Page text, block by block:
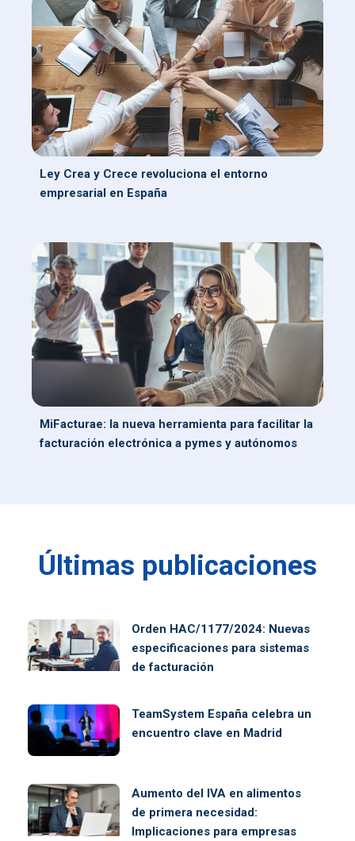
Ley Crea y Crece revoluciona el entorno
empresarial en España
MiFacturae: la nueva herramienta para facilitar la
facturación electrónica a pymes y autónomos
Últimas publicaciones
Orden HAC/1177/2024: Nuevas
especificaciones para sistemas
de facturación
TeamSystem España celebra un
encuentro clave en Madrid
Aumento del IVA en alimentos
de primera necesidad:
Implicaciones para empresas